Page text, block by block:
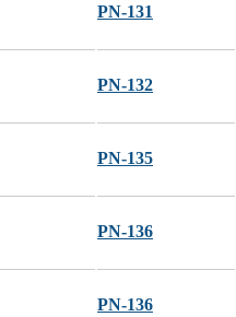
PN-131
PN-132
PN-135
PN-136
PN-136